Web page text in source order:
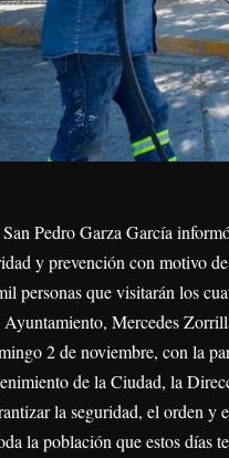
Pedro Garza García
y prevención con motivo
personas que visitarán los
Mercedes
2 de noviembre, con la
de la Ciudad, la
la seguridad, el orden y
la población que estos días